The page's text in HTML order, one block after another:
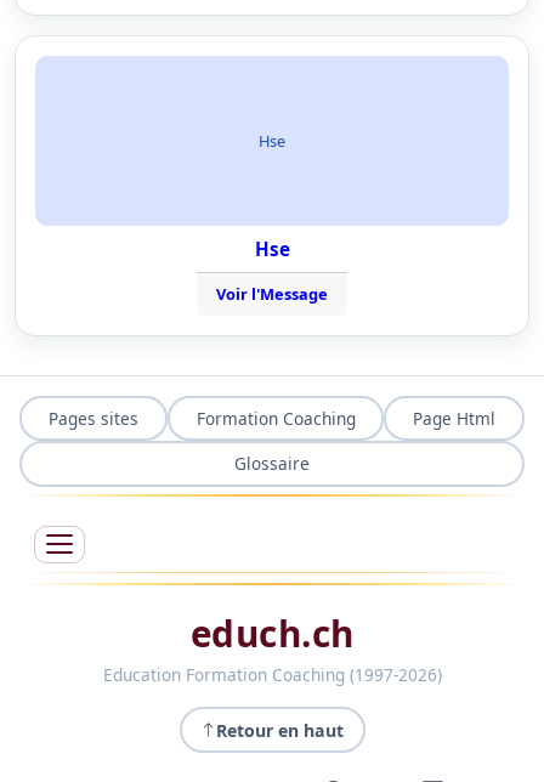
Hse
Hse
Voir l'Message
Pages sites Formation Coaching
Page Html
Glossaire
educh.ch
Education Formation Coaching (1997-2026)
Retour en haut